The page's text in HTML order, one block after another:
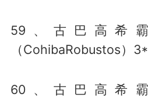
59、古巴高希
（CohibaRobustos）
60、古巴高希